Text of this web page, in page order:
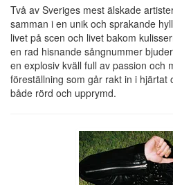
Två av Sveriges mest älskade
samman i en unik och sprakande
livet på scen och livet bakom
en rad hisnande sångnummer
en explosiv kväll full av passion och
föreställning som går rakt in i hjärtat
både rörd och upprymd.